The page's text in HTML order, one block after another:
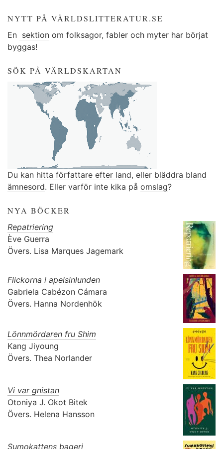
NYTT PÅ VÄRLDSLITTERATUR.SE
En sektion om folksagor, fabler och myter har börjat
byggas!
SÖK PÅ VÄRLDSKARTAN
Du kan hitta författare efter land, eller bläddra bland
ämnesord. Eller varför inte kika på omslag?
NYA BÖCKER
Repatriering
Ève Guerra
Övers. Lisa Marques Jagemark
Flickorna i apelsinlunden
Gabriela Cabézon Cámara
Övers. Hanna Nordenhök
Lönnmördaren fru Shim
Kang Jiyoung
Övers. Thea Norlander
Vi var gnistan
Otoniya J. Okot Bitek
Övers. Helena Hansson
Sumokattens bageri